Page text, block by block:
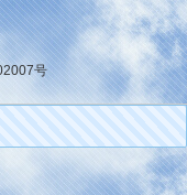
号